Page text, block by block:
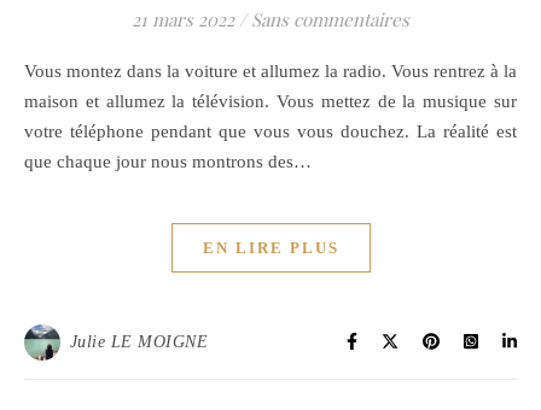
21 mars 2022 / Sans commentaires
Vous montez dans la voiture et allumez la radio. Vous rentrez à la
maison et allumez la télévision. Vous mettez de la musique sur
votre téléphone pendant que vous vous douchez. La réalité est
que chaque jour nous montrons des…
EN LIRE PLUS
Julie LE MOIGNE